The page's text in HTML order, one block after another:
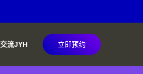
交流JYH 立即预约